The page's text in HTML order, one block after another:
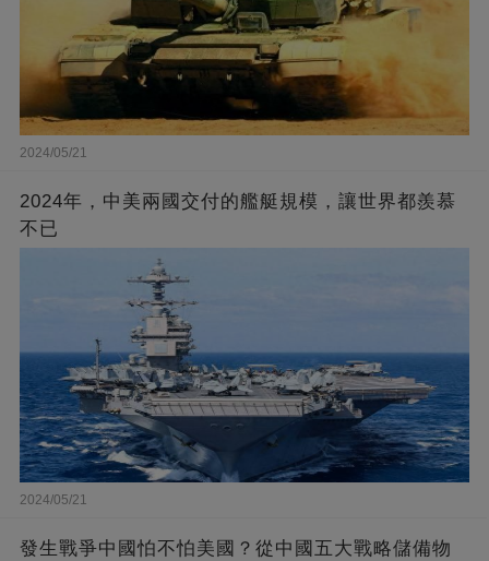
2024/05/21
2024年，中美兩國交付的艦艇規模，讓世界都羨慕
不已
2024/05/21
發生戰爭中國怕不怕美國？從中國五大戰略儲備物